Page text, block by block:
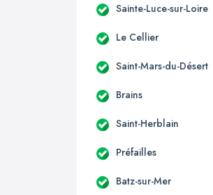
Sainte-Luce-sur-Loire
Le Cellier
Saint-Mars-du-Désert
Brains
Saint-Herblain
Préfailles
Batz-sur-Mer